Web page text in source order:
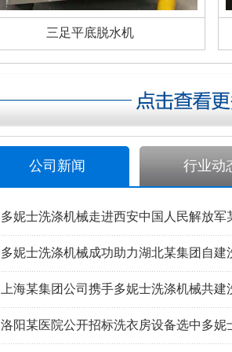
三足平底脱水机
公司新闻 行业动
多妮士洗涤机械走进西安中国人民解放军
多妮士洗涤机械成功助力湖北某集团自建
上海某集团公司携手多妮士洗涤机械共建
洛阳某医院公开招标洗衣房设备选中多妮